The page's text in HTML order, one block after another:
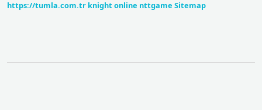
https://tumla.com.tr knight online nttgame Sitemap